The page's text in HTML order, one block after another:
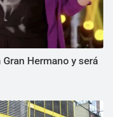
Hermano y será